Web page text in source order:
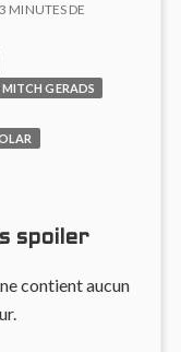
3 MINUTES DE
MITCH GERADS
spoiler
contient aucun